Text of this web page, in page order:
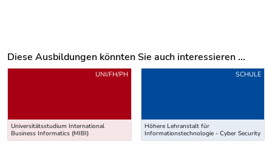
Diese Ausbildungen könnten Sie auch interessieren ...
Uber weitere Ausbildungsvorschläge
Universitätsstudium International
Business Informatics (MIBI)
UNI/FH/PH
Höhere Lehranstalt für
Informationstechnologie - Cyber Security
SCHULE